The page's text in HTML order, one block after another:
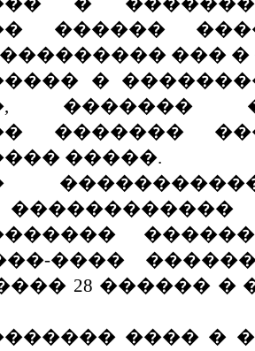
������
��������� ���
�
�������
�������
�����.
����
28 ������ �
���� �